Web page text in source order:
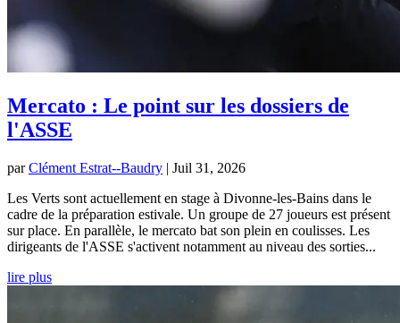
Mercato : Le point sur les dossiers de
l'ASSE
parClément Estrat--Baudry | Juil 31, 2026
Les Verts sont actuellement en stage à Divonne-les-Bains dans le
cadre de la préparation estivale. Un groupe de 27 joueurs est présent
sur place. En parallèle, le mercato bat son plein en coulisses. Les
dirigeants de l'ASSE s'activent notamment au niveau des sorties...
lire plus